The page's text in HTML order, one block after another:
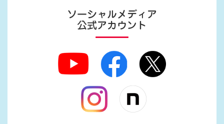
ソーシャルメディア
公式アカウント